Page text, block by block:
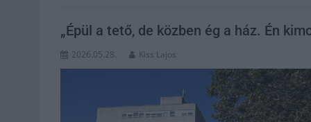
„Épül a tető, de közben ég a ház. Én
2026.05.28. Kiss Lajos